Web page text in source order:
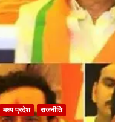
मध्य प्रदेश राजनीति